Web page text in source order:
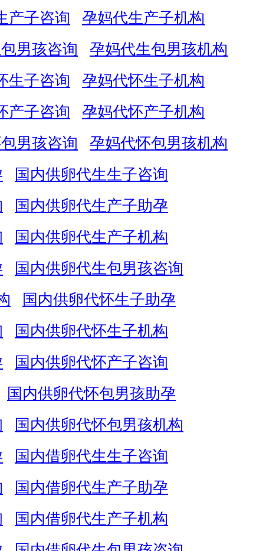
产子咨询
孕妈代生产子机构
男孩咨询
孕妈代生包男孩机构
生子咨询
孕妈代怀生子机构
产子咨询
孕妈代怀产子机构
男孩咨询
孕妈代怀包男孩机构
国内供卵代生生子咨询
国内供卵代生产子助孕
国内供卵代生产子机构
国内供卵代生包男孩咨询
国内供卵代怀生子助孕
国内供卵代怀生子机构
国内供卵代怀产子咨询
国内供卵代怀包男孩助孕
国内供卵代怀包男孩机构
国内借卵代生生子咨询
国内借卵代生产子助孕
国内借卵代生产子机构